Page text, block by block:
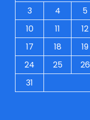
3
4 5
10
11 12
17
18 19
24
25 26
31